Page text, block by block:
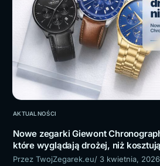
AKTUALNOŚCI
Nowe zegarki Giewont
które wyglądają drożej, niż kosztują
Przez TwojZegarek.eu/ 3 kwietnia, 2026